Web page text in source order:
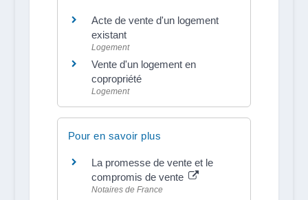
Acte de vente d'un logement
existant
Logement
Vente d'un logement en
copropriété
Logement
Pour en savoir plus
La promesse de vente et le
compromis de vente
Notaires de France